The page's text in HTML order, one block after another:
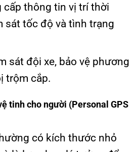
cấp thông tin vị trí thời
sát tốc độ và tình trạng
sát đội xe, bảo vệ phương
trộm cắp.
tinh cho người (Personal GPS
có kích thước nhỏ